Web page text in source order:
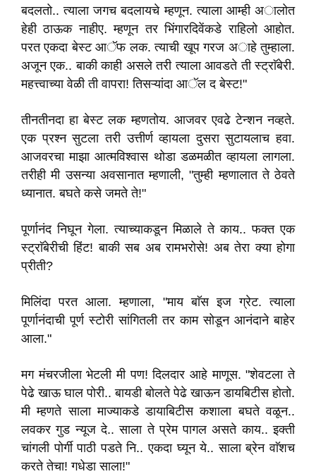
बदलतो.. त्याला जगच बदलायचे म्हणून. त्याला आम्ही अालोत
हेही ठाऊक नाहीए. म्हणून तर भिंगारदिवेंकडे राहिलो आहोत.
परत एकदा बेस्ट आॅफ लक. त्याची खूप गरज अाहे तुम्हाला.
अजून एक.. बाकी काही असले तरी त्याला आवडते ती स्ट्राॅबेरी.
महत्त्वाच्या वेळी ती वापरा! तिसऱ्यांदा आॅल द बेस्ट!"
तीनतीनदा हा बेस्ट लक म्हणतोय. आजवर एवढे टेन्शन नव्हते.
एक प्रश्न सुटला तरी उत्तीर्ण व्हायला दुसरा सुटायलाच हवा.
आजवरचा माझा आत्मविश्वास थोडा डळमळीत व्हायला लागला.
तरीही मी उसन्या अवसानात म्हणाली, "तुम्ही म्हणालात ते ठेवते
ध्यानात. बघते कसे जमते ते!"
पूर्णानंद निघून गेला. त्याच्याकडून मिळाले ते काय.. फक्त एक
स्ट्राॅबेरीची हिंट! बाकी सब अब रामभरोसे! अब तेरा क्या होगा
प्रीती?
मिलिंदा परत आला. म्हणाला, "माय बाॅस इज ग्रेट. त्याला
पूर्णानंदाची पूर्ण स्टोरी सांगितली तर काम सोडून आनंदाने बाहेर
आला."
मग मंचरजीला भेटली मी पण! दिलदार आहे माणूस. "शेवटला ते
पेढे खाऊ घाल पोरी.. बायडी बोलते पेढे खाऊन डायबिटीस होतो.
मी म्हणते साला माज्याकडे डायाबिटीस कशाला बघते वळून..
लवकर गुड न्यूज दे.. साला ते प्रेम पागल असते काय.. इक्ती
चांगली पोर्गी पाठी पडते नि.. एकदा घ्यून ये.. साला ब्रेन वाॅशच
करते तेचा! गधेडा साला!"